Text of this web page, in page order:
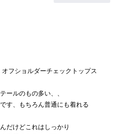
フショルダーチェックトップス
ールのもの多い、、
す、もちろん普通にも着れる
だけどこれはしっかり